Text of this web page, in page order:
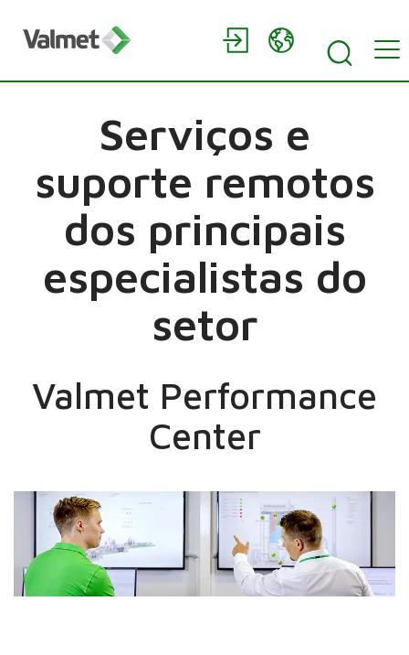
Serviços e
suporte remotos
dos principais
especialistas do
setor
Valmet Performance
Center